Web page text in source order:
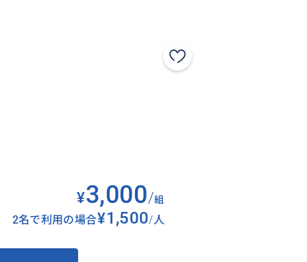
¥3,000/組
2名で利用の場合 ¥1,500/人